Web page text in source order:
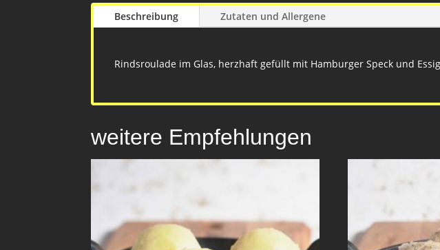
Beschreibung Zutaten und Allergene
Rindsroulade im Glas, herzhaft gefüllt mit Hamburger Speck und
weitere Empfehlungen